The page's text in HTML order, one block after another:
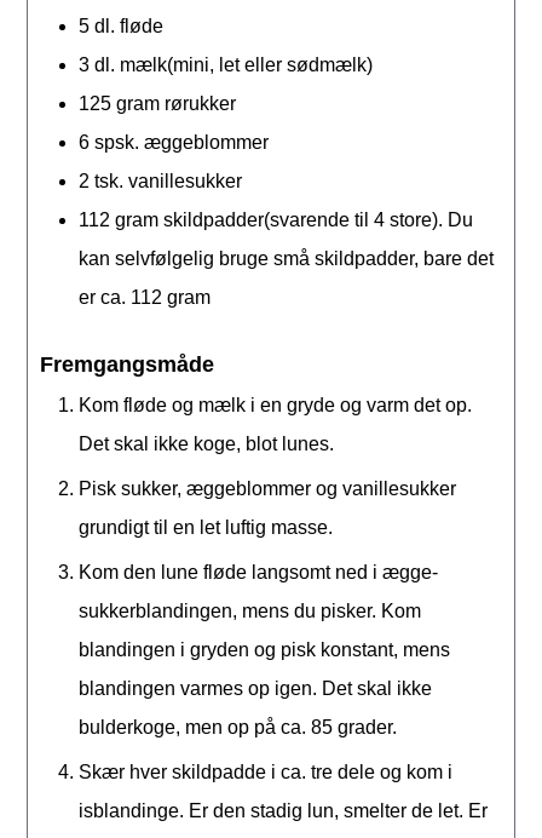
5 dl. fløde
3 dl. mælk(mini, let eller sødmælk)
125 gram rørukker
6 spsk. æggeblommer
2 tsk. vanillesukker
112 gram skildpadder(svarende til 4 store). Du
kan selvfølgelig bruge små skildpadder, bare det
er ca. 112 gram
Fremgangsmåde
Kom fløde og mælk i en gryde og varm det op.
Det skal ikke koge, blot lunes.
Pisk sukker, æggeblommer og vanillesukker
grundigt til en let luftig masse.
Kom den lune fløde langsomt ned i ægge-
sukkerblandingen, mens du pisker. Kom
blandingen i gryden og pisk konstant, mens
blandingen varmes op igen. Det skal ikke
bulderkoge, men op på ca. 85 grader.
Skær hver skildpadde i ca. tre dele og kom i
isblandinge. Er den stadig lun, smelter de let. Er